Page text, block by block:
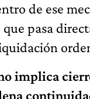
de ese
pasa
implica